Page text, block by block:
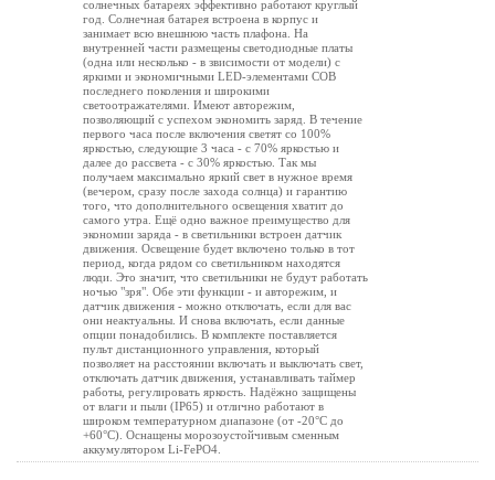
солнечных батареях эффективно работают круглый
год. Солнечная батарея встроена в корпус и
занимает всю внешнюю часть плафона. На
внутренней части размещены светодиодные платы
(одна или несколько - в звисимости от модели) с
яркими и экономичными LED-элементами COB
последнего поколения и широкими
светоотражателями. Имеют авторежим,
позволяющий с успехом экономить заряд. В течение
первого часа после включения светят со 100%
яркостью, следующие 3 часа - с 70% яркостью и
далее до рассвета - с 30% яркостью. Так мы
получаем максимально яркий свет в нужное время
(вечером, сразу после захода солнца) и гарантию
того, что дополнительного освещения хватит до
самого утра. Ещё одно важное преимущество для
экономии заряда - в светильники встроен датчик
движения. Освещение будет включено только в тот
период, когда рядом со светильником находятся
люди. Это значит, что светильники не будут работать
ночью "зря". Обе эти функции - и авторежим, и
датчик движения - можно отключать, если для вас
они неактуальны. И снова включать, если данные
опции понадобились. В комплекте поставляется
пульт дистанционного управления, который
позволяет на расстоянии включать и выключать свет,
отключать датчик движения, устанавливать таймер
работы, регулировать яркость. Надёжно защищены
от влаги и пыли (IP65) и отлично работают в
широком температурном диапазоне (от -20°C до
+60°C). Оснащены морозоустойчивым сменным
аккумулятором Li-FePO4.